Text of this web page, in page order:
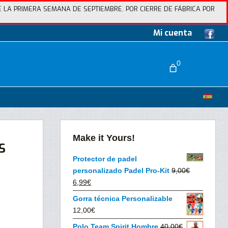
PRIMERA SEMANA DE SEPTIEMBRE. POR CIERRE DE FÁBRICA POR
Mi cuenta
0
Make it Yours!
Protector de padel
personalizado Padel Pro-Kit 9,00€
El
precio
era:
6,99€El
precio
es:
Gorra técnica Personalizable
12,00€
Polo Team Spirit Hombre 40,00€